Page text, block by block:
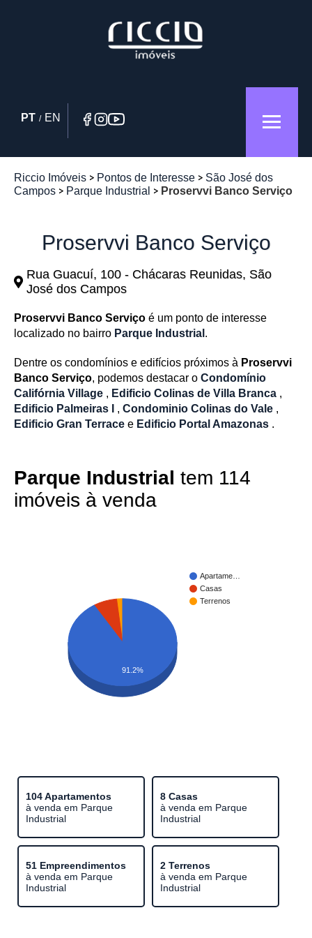
PT / EN
Riccio Imóveis Pontos de Interesse
São José dos
Campos
Parque Industrial Proservvi Banco Serviço
Proservvi Banco Serviço
Rua Guacuí, 100 - Chácaras Reunidas, São
José dos Campos
Proservvi Banco Serviço é um ponto de interesse
localizado no bairro Parque Industrial .
Dentre os condomínios e edifícios próximos à Proservvi
Banco Serviço, podemos destacar o Condomínio
Califórnia Village , Edificio Colinas de Villa Branca ,
Edificio Palmeiras I , Condominio Colinas do Vale ,
Edificio Gran Terrace e Edificio Portal Amazonas .
Parque Industrial tem 114
imóveis à venda
Apartame…
Casas
Terrenos
91.2%
104 Apartamentos
à venda em Parque
Industrial
8 Casas
à venda em Parque
Industrial
51 Empreendimentos
à venda em Parque
Industrial
2 Terrenos
à venda em Parque
Industrial